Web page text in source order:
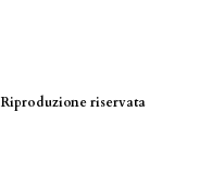
Riproduzione riservata